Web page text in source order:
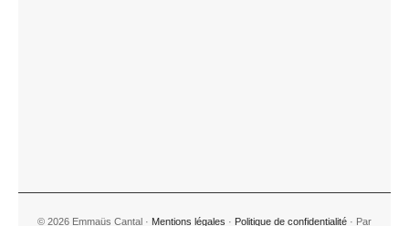
© 2026 Emmaüs Cantal · Mentions légales · Politique de confidentialité · Par